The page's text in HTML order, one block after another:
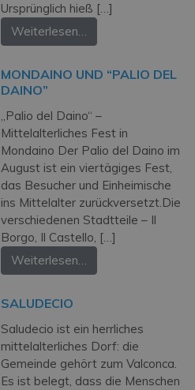
Ursprünglich hieß […]
Weiterlesen…
MONDAINO UND “PALIO DEL
DAINO”
„Palio del Daino“ –
Mittelalterliches Fest in
Mondaino Der Palio del Daino im
August ist ein vier­tägiges Fest,
das Besucher und Einheimische
ins Mittelalter zurückversetzt.Die
verschiedenen Stadtteile – Il
Borgo, Il Castello, […]
Weiterlesen…
SALUDECIO
Saludecio ist ein herrliches
mittelalterliches Dorf: die
Gemeinde gehört zum Valconca.
Es ist belegt, dass die Menschen